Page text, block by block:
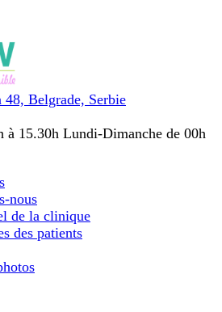
48, Belgrade, Serbie
à 15.30h Lundi-Dimanche de 00h
nous
de la clinique
des patients